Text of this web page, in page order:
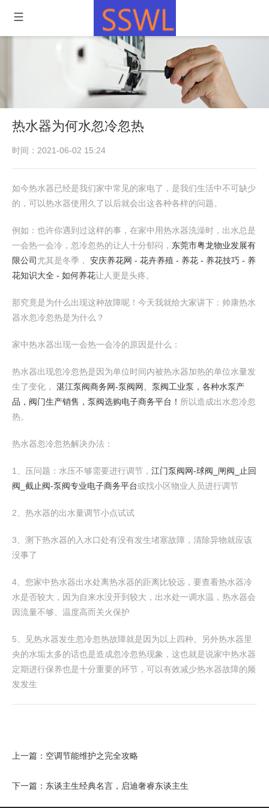
热水器为何水忽冷忽热
时间：2021-06-02 15:24
如今热水器已经是我们家中常见的家电了，是我们生活中不可缺少
的，可以热水器使用久了以后就会出这各种各样的问题。
例如：也许你遇到过这样的事，在家中用热水器洗澡时，出水总是
一会热一会冷，忽冷忽热的让人十分郁闷， 东莞市粤龙物业发展有
限公司 尤其是冬季， 安庆养花网 - 花卉养殖 - 养花 - 养花技巧 - 养
花知识大全 - 如何养花让人更是头疼。
那究竟是为什么出现这种故障呢！今天我就给大家讲下：帅康热水
器水忽冷忽热是为什么？
家中热水器出现一会热一会冷的原因是什么：
热水器出现忽冷忽热是因为单位时间内被热水器加热的单位水量发
生了变化， 湛江泵阀商务网-泵阀网、泵阀工业泵，各种水泵产
品，阀门生产销售，泵阀选购电子商务平台！ 所以造成出水忽冷忽
热。
热水器忽冷忽热解决办法：
1、压问题：水压不够需要进行调节， 江门泵阀网-球阀_闸阀_止回
阀_截止阀-泵阀专业电子商务平台或找小区物业人员进行调节
2、热水器的出水量调节小点试试
3、测下热水器的入水口处有没有发生堵塞故障，清除异物就应该
没事了
4、您家中热水器出水处离热水器的距离比较远，要查看热水器冷
水是否较大，因为自来水没开到较大，出水处一调水温，热水器会
因流量不够、温度高而关火保护
5、见热水器发生忽冷忽热故障就是因为以上四种。另外热水器里
央的水垢太多的话也是造成忽冷忽热现象，这也就是说家中热水器
定期进行保养也是十分重要的环节，可以有效减少热水器故障的频
发发生
上一篇： 空调节能维护之完全攻略
下一篇： 东谈主生经典名言，启迪奢睿东谈主生